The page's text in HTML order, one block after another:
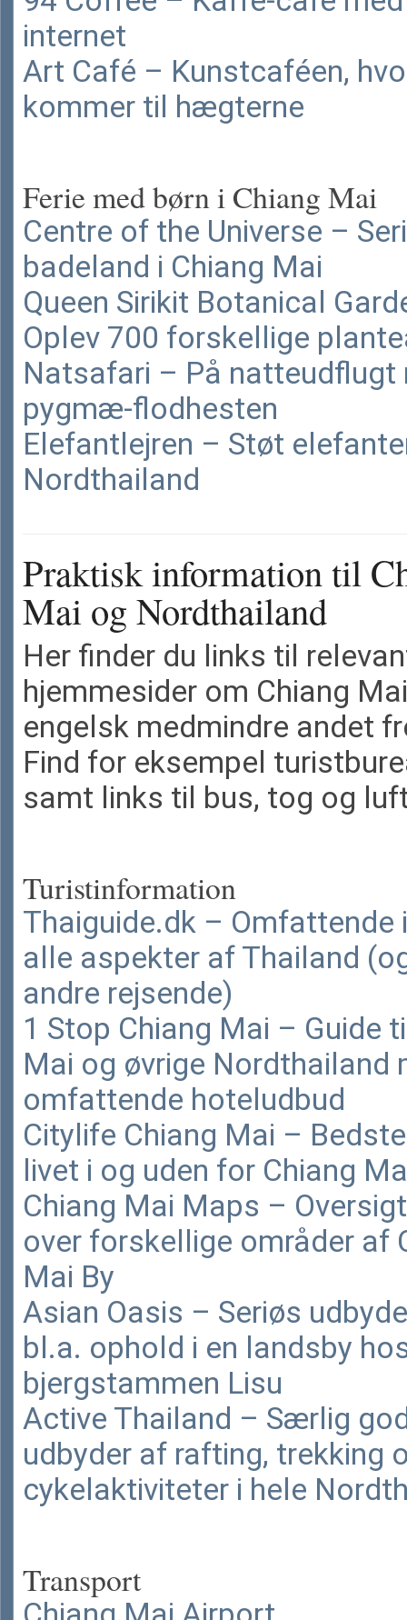
internet
Art Café – Kunstcaféen,
kommer til hægterne
Ferie med børn i Chiang Mai
Centre of the Universe –
badeland i Chiang Mai
Queen Sirikit Botanical
Oplev 700 forskellige
Natsafari – På natteudflugt
pygmæ-flodhesten
Elefantlejren – Støt
Nordthailand
Praktisk information til
Mai og Nordthailand
Her finder du links til
hjemmesider om Chiang
engelsk medmindre andet
Find for eksempel
samt links til bus, tog og
Turistinformation
Thaiguide.dk – Omfattende
alle aspekter af Thailand
andre rejsende)
1 Stop Chiang Mai – Guide
Mai og øvrige Nordthailand
omfattende hoteludbud
Citylife Chiang Mai –
livet i og uden for Chiang
Chiang Mai Maps –
over forskellige områder af
Mai By
Asian Oasis – Seriøs
bl.a. ophold i en landsby
bjergstammen Lisu
Active Thailand – Særlig
udbyder af rafting, trekking
cykelaktiviteter i hele
Transport